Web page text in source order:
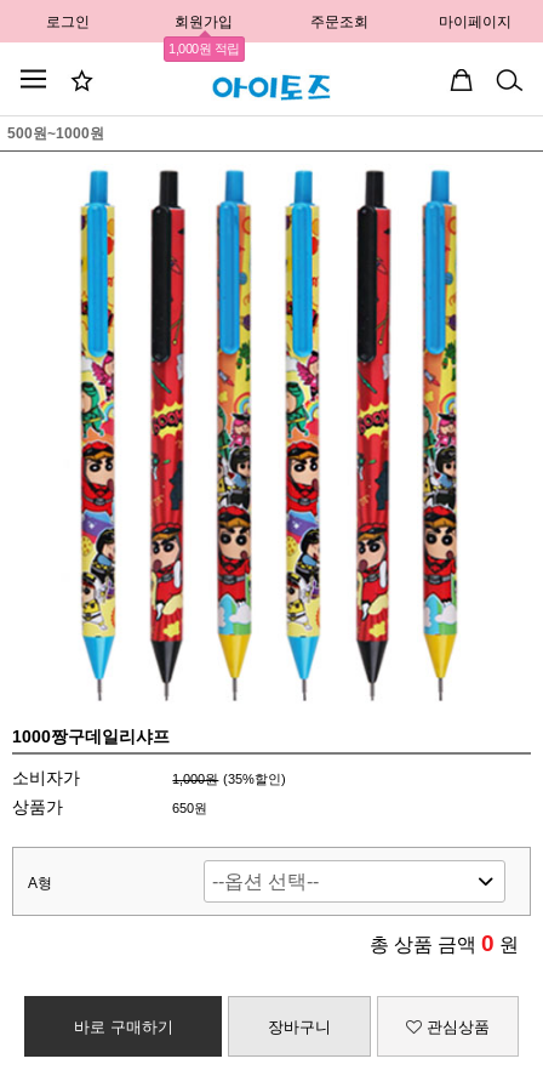
로그인 회원가입
1,000원 적립
주문조회 마이페이지
500원~1000원
1000짱구데일리샤프
소비자가 1,000원 (35%할인)
상품가 650원
A형
총 상품 금액 0 원
바로 구매하기 장바구니 관심상품